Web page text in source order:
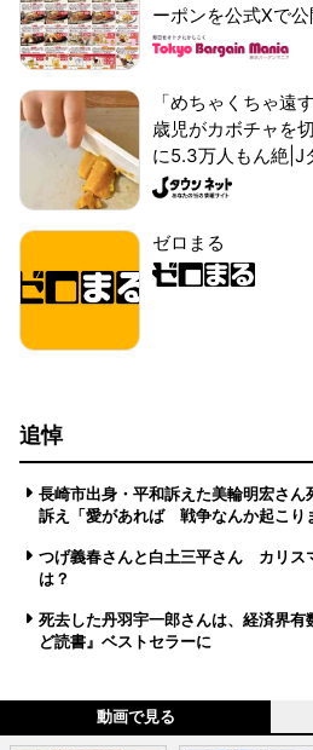
ーポンを公式Xで
「めちゃくちゃ遠
歳児がカボチャを
に5.3万人もん絶|J
ゼロまる
追悼
長崎市出身・平和訴えた美輪明宏さ
訴え「愛があれば 戦争なんか起こり
つげ義春さんと白土三平さん カリス
は？
死去した丹羽宇一郎さんは、経済界
ど読書』ベストセラーに
動画で見る